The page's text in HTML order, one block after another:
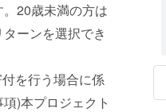
。20歳未満の方は
ーンを選択でき
を行う場合に係
)本プロジェクト